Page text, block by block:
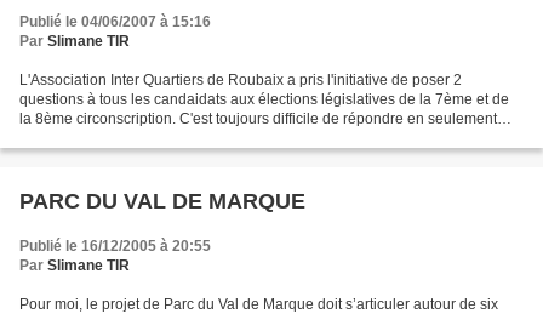
Publié le 04/06/2007 à 15:16
Par Slimane TIR
L'Association Inter Quartiers de Roubaix a pris l'initiative de poser 2
questions à tous les candaidats aux élections législatives de la 7ème et de
la 8ème circonscription. C'est toujours difficile de répondre en seulement
PARC DU VAL DE MARQUE
Publié le 16/12/2005 à 20:55
Par Slimane TIR
Pour moi, le projet de Parc du Val de Marque doit s’articuler autour de six